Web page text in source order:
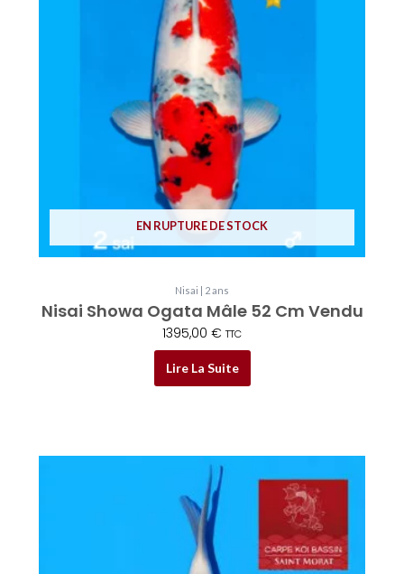
EN RUPTURE DE STOCK
Nisai | 2 ans
Nisai Showa Ogata Mâle 52 Cm Vendu
1395,00 € TTC
Lire La Suite